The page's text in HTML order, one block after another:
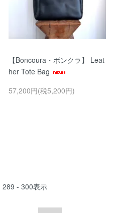
【Boncoura・ボンクラ】 Leat
her Tote Bag
57,200円(税5,200円)
289 - 300表示